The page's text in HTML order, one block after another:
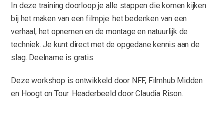
In deze training doorloop je alle stappen die komen kijken
bij het maken van een filmpje: het bedenken van een
verhaal, het opnemen en de montage en natuurlijk de
techniek. Je kunt direct met de opgedane kennis aan de
slag. Deelname is gratis.
Deze workshop is ontwikkeld door NFF, Filmhub Midden
en Hoogt on Tour. Headerbeeld door Claudia Rison.